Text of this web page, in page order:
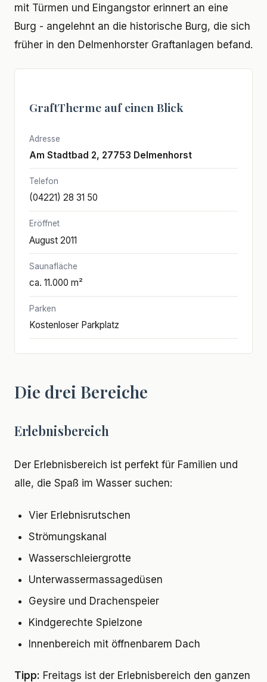
mit Türmen und Eingangstor erinnert an eine
Burg - angelehnt an die historische Burg, die sich
früher in den Delmenhorster Graftanlagen befand.
GraftTherme auf einen Blick
Adresse
Am Stadtbad 2, 27753 Delmenhorst
Telefon
(04221) 28 31 50
Eröffnet
August 2011
Saunafläche
ca. 11.000 m²
Parken
Kostenloser Parkplatz
Die drei Bereiche
Erlebnisbereich
Der Erlebnisbereich ist perfekt für Familien und
alle, die Spaß im Wasser suchen:
Vier Erlebnisrutschen
Strömungskanal
Wasserschleiergrotte
Unterwassermassagedüsen
Geysire und Drachenspeier
Kindgerechte Spielzone
Innenbereich mit öffnenbarem Dach
Tipp: Freitags ist der Erlebnisbereich den ganzen